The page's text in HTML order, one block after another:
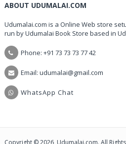
ABOUT UDUMALAI.COM
Udumalai.com is a Online Web store
run by Udumalai Book Store based in
Phone: +91 73 73 73 77 42
Email: udumalai@gmail.com
WhatsApp Chat